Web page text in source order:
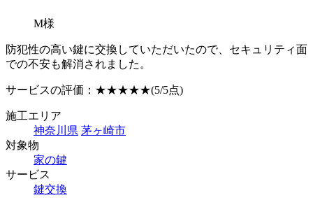
M様
防犯性の高い鍵に交換していただいたので、セキュリティ面
での不安も解消されました。
サービスの評価： ★★★★★(5/5点)
施工エリア
神奈川県 茅ヶ崎市
対象物
家の鍵
サービス
鍵交換